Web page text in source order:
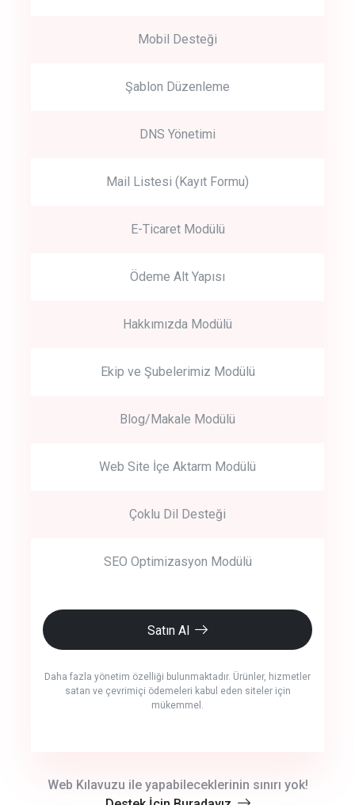
Mobil Desteği
Şablon Düzenleme
DNS Yönetimi
Mail Listesi (Kayıt Formu)
E-Ticaret Modülü
Ödeme Alt Yapısı
Hakkımızda Modülü
Ekip ve Şubelerimiz Modülü
Blog/Makale Modülü
Web Site İçe Aktarm Modülü
Çoklu Dil Desteği
SEO Optimizasyon Modülü
Satın Al
Daha fazla yönetim özelliği bulunmaktadır. Ürünler, hizmetler
satan ve çevrimiçi ödemeleri kabul eden siteler için
mükemmel.
Web Kılavuzu ile yapabileceklerinin sınırı yok!